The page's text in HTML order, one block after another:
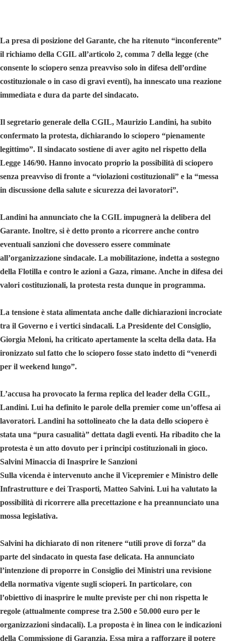
La presa di posizione del Garante, che ha ritenuto “inconferente”
il richiamo della CGIL all’articolo 2, comma 7 della legge (che
consente lo sciopero senza preavviso solo in difesa dell’ordine
costituzionale o in caso di gravi eventi), ha innescato una reazione
immediata e dura da parte del sindacato.
Il segretario generale della CGIL, Maurizio Landini, ha subito
confermato la protesta, dichiarando lo sciopero “pienamente
legittimo”. Il sindacato sostiene di aver agito nel rispetto della
Legge 146/90. Hanno invocato proprio la possibilità di sciopero
senza preavviso di fronte a “violazioni costituzionali” e la “messa
in discussione della salute e sicurezza dei lavoratori”.
Landini ha annunciato che la CGIL impugnerà la delibera del
Garante. Inoltre, si è detto pronto a ricorrere anche contro
eventuali sanzioni che dovessero essere comminate
all’organizzazione sindacale. La mobilitazione, indetta a sostegno
della Flotilla e contro le azioni a Gaza, rimane. Anche in difesa dei
valori costituzionali, la protesta resta dunque in programma.
La tensione è stata alimentata anche dalle dichiarazioni incrociate
tra il Governo e i vertici sindacali. La Presidente del Consiglio,
Giorgia Meloni, ha criticato apertamente la scelta della data. Ha
ironizzato sul fatto che lo sciopero fosse stato indetto di “venerdì
per il weekend lungo”.
L’accusa ha provocato la ferma replica del leader della CGIL,
Landini. Lui ha definito le parole della premier come un’offesa ai
lavoratori. Landini ha sottolineato che la data dello sciopero è
stata una “pura casualità” dettata dagli eventi. Ha ribadito che la
protesta è un atto dovuto per i principi costituzionali in gioco.
Salvini Minaccia di Inasprire le Sanzioni
Sulla vicenda è intervenuto anche il Vicepremier e Ministro delle
Infrastrutture e dei Trasporti, Matteo Salvini. Lui ha valutato la
possibilità di ricorrere alla precettazione e ha preannunciato una
mossa legislativa.
Salvini ha dichiarato di non ritenere “utili prove di forza” da
parte del sindacato in questa fase delicata. Ha annunciato
l’intenzione di proporre in Consiglio dei Ministri una revisione
della normativa vigente sugli scioperi. In particolare, con
l’obiettivo di inasprire le multe previste per chi non rispetta le
regole (attualmente comprese tra 2.500 e 50.000 euro per le
organizzazioni sindacali). La proposta è in linea con le indicazioni
della Commissione di Garanzia. Essa mira a rafforzare il potere